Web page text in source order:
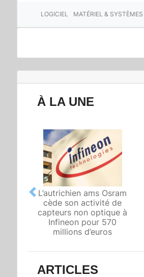
LOGICIEL MATÉRIEL & SYSTÈMES
À LA UNE
L’autrichien ams Osram
cède son activité de
capteurs non optique à
Infineon pour 570
millions d’euros
Previous
ARTICLES